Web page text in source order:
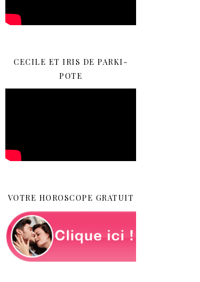
CECILE ET IRIS DE PARKI-
POTE
VOTRE HOROSCOPE GRATUIT